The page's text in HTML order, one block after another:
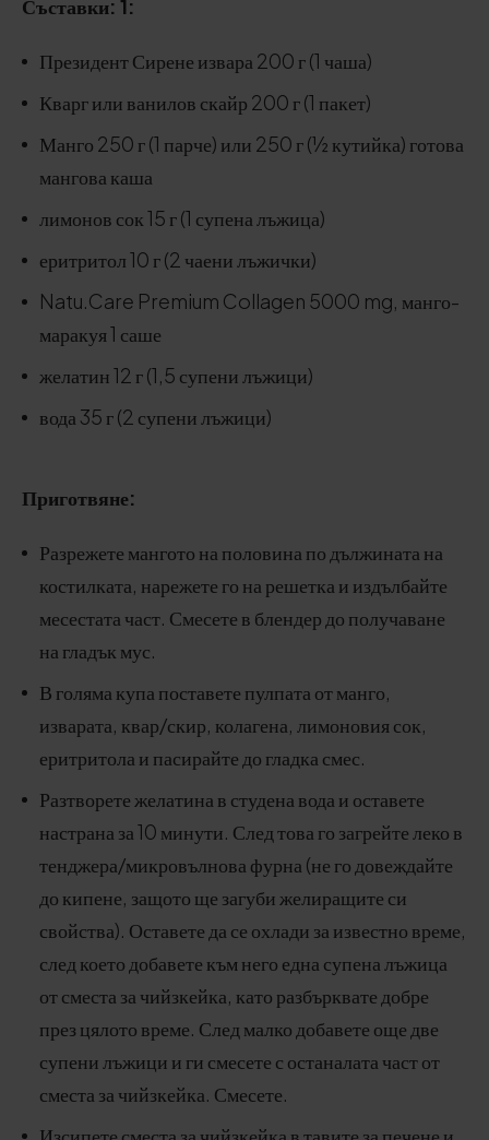
Съставки: 1:
Президент Сирене извара 200 г (1 чаша)
Кварг или ванилов скайр 200 г (1 пакет)
Манго 250 г (1 парче) или 250 г (½ кутийка) готова
мангова каша
лимонов сок 15 г (1 супена лъжица)
еритритол 10 г (2 чаени лъжички)
Natu.Care Premium Collagen 5000 mg, манго-
маракуя 1 саше
желатин 12 г (1,5 супени лъжици)
вода 35 г (2 супени лъжици)
Приготвяне:
Разрежете мангото на половина по дължината на
костилката, нарежете го на решетка и издълбайте
месестата част. Смесете в блендер до получаване
на гладък мус.
В голяма купа поставете пулпата от манго,
изварата, квар/скир, колагена, лимоновия сок,
еритритола и пасирайте до гладка смес.
Разтворете желатина в студена вода и оставете
настрана за 10 минути. След това го загрейте леко в
тенджера/микровълнова фурна (не го довеждайте
до кипене, защото ще загуби желиращите си
свойства). Оставете да се охлади за известно време,
след което добавете към него една супена лъжица
от сместа за чийзкейка, като разбърквате добре
през цялото време. След малко добавете още две
супени лъжици и ги смесете с останалата част от
сместа за чийзкейка. Смесете.
Изсипете сместа за чийзкейка в тавите за печене и